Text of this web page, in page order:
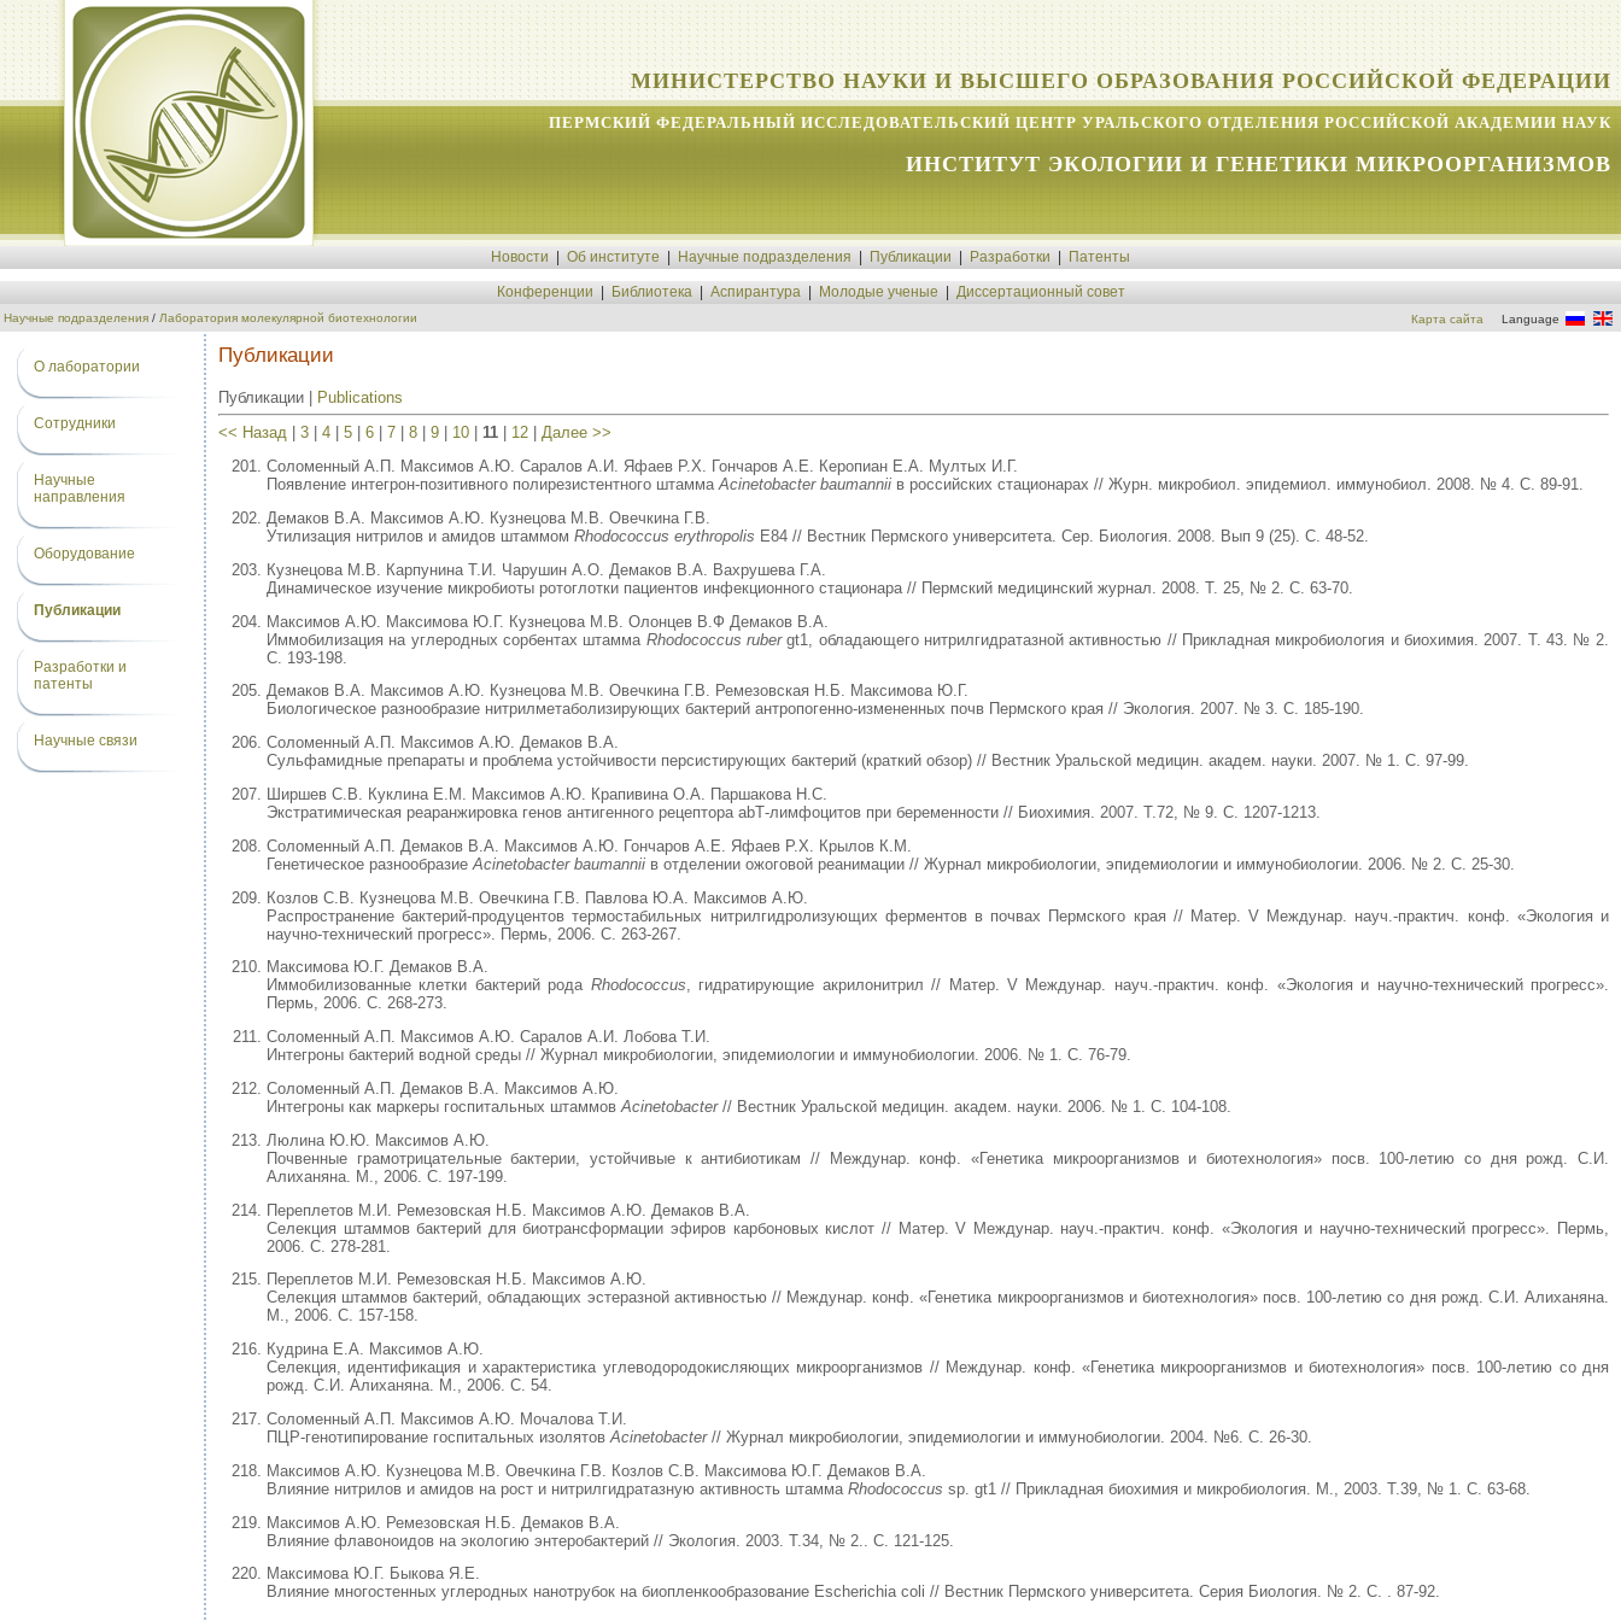
МИНИСТЕРСТВО НАУКИ И ВЫСШЕГО ОБРАЗОВАНИЯ РОССИЙСКОЙ ФЕДЕРАЦИИ
ПЕРМСКИЙ ФЕДЕРАЛЬНЫЙ ИССЛЕДОВАТЕЛЬСКИЙ ЦЕНТР УРАЛЬСКОГО ОТДЕЛЕНИЯ РОССИЙСКОЙ АКАДЕМИИ НАУК
ИНСТИТУТ ЭКОЛОГИИ И ГЕНЕТИКИ МИКРООРГАНИЗМОВ
Новости Об институте Научные подразделения Публикации Разработки Патенты
Конференции Библиотека Аспирантура Молодые ученые Диссертационный совет
Научные подразделения / Лаборатория молекулярной биотехнологии Карта сайта Language
О лаборатории
Сотрудники
Научные
направления
Оборудование
Публикации
Разработки и
патенты
Научные связи
Публикации
Публикации | Publications
<< Назад
3 4 5 6 7 8 9 10 11 12
Далее >>
Соломенный А.П. Максимов А.Ю. Саралов А.И. Яфаев Р.Х. Гончаров А.Е. Керопиан Е.А. Мултых И.Г.
Появление интегрон-позитивного полирезистентного штаммаAcinetobacter baumannii в российских стационарах // Журн. микробиол. эпидемиол. иммунобиол. 2008. № 4. С. 89-91.
Демаков В.А. Максимов А.Ю. Кузнецова М.В. Овечкина Г.В.
Утилизация нитрилов и амидов штаммом Rhodococcus erythropolis E84 // Вестник Пермского университета. Сер. Биология. 2008. Вып 9 (25). С. 48-52.
Кузнецова М.В. Карпунина Т.И. Чарушин А.О. Демаков В.А. Вахрушева Г.А.
Динамическое изучение микробиоты ротоглотки пациентов инфекционного стационара // Пермский медицинский журнал. 2008. Т. 25, № 2. С. 63-70.
Максимов А.Ю. Максимова Ю.Г. Кузнецова М.В. Олонцев В.Ф Демаков В.А.
Иммобилизация на углеродных сорбентах штамма Rhodococcus rubergt1, обладающего нитрилгидратазной активностью // Прикладная микробиология и биохимия. 2007. Т. 43. № 2.
С. 193-198.
Демаков В.А. Максимов А.Ю. Кузнецова М.В. Овечкина Г.В. Ремезовская Н.Б. Максимова Ю.Г.
Биологическое разнообразие нитрилметаболизирующих бактерий антропогенно-измененных почв Пермского края // Экология. 2007. № 3. С. 185-190.
Соломенный А.П. Максимов А.Ю. Демаков В.А.
Сульфамидные препараты и проблема устойчивости персистирующих бактерий (краткий обзор) // Вестник Уральской медицин. академ. науки. 2007. № 1. С. 97-99.
Ширшев С.В. Куклина Е.М. Максимов А.Ю. Крапивина О.А. Паршакова Н.С.
Экстратимическая реаранжировка генов антигенного рецептора abТ-лимфоцитов при беременности // Биохимия. 2007. Т.72, № 9. С. 1207-1213.
Соломенный А.П. Демаков В.А. Максимов А.Ю. Гончаров А.Е. Яфаев Р.Х. Крылов К.М.
Генетическое разнообразие Acinetobacter baumannii в отделении ожоговой реанимации // Журнал микробиологии, эпидемиологии и иммунобиологии. 2006. № 2. С. 25-30.
Козлов С.В. Кузнецова М.В. Овечкина Г.В. Павлова Ю.А. Максимов А.Ю.
Распространение бактерий-продуцентов термостабильных нитрилгидролизующих ферментов в почвах Пермского края // Матер. V Междунар. науч.-практич. конф. «Экология и
научно-технический прогресс». Пермь, 2006. С. 263-267.
Максимова Ю.Г. Демаков В.А.
Иммобилизованные клетки бактерий рода Rhodococcus, гидратирующие акрилонитрил // Матер. V Междунар. науч.-практич. конф. «Экология и научно-технический прогресс».
Пермь, 2006. С. 268-273.
Соломенный А.П. Максимов А.Ю. Саралов А.И. Лобова Т.И.
Интегроны бактерий водной среды // Журнал микробиологии, эпидемиологии и иммунобиологии. 2006. № 1. С. 76-79.
Соломенный А.П. Демаков В.А. Максимов А.Ю.
Интегроны как маркеры госпитальных штаммов Acinetobacter// Вестник Уральской медицин. академ. науки. 2006. № 1. С. 104-108.
Люлина Ю.Ю. Максимов А.Ю.
Почвенные грамотрицательные бактерии, устойчивые к антибиотикам // Междунар. конф. «Генетика микроорганизмов и биотехнология» посв. 100-летию со дня рожд. С.И.
Алиханяна. М., 2006. С. 197-199.
Переплетов М.И. Ремезовская Н.Б. Максимов А.Ю. Демаков В.А.
Селекция штаммов бактерий для биотрансформации эфиров карбоновых кислот // Матер. V Междунар. науч.-практич. конф. «Экология и научно-технический прогресс». Пермь,
2006. С. 278-281.
Переплетов М.И. Ремезовская Н.Б. Максимов А.Ю.
Селекция штаммов бактерий, обладающих эстеразной активностью // Междунар. конф. «Генетика микроорганизмов и биотехнология» посв. 100-летию со дня рожд. С.И. Алиханяна.
М., 2006. С. 157-158.
Кудрина Е.А. Максимов А.Ю.
Селекция, идентификация и характеристика углеводородокисляющих микроорганизмов // Междунар. конф. «Генетика микроорганизмов и биотехнология» посв. 100-летию со дня
рожд. С.И. Алиханяна. М., 2006. С. 54.
Соломенный А.П. Максимов А.Ю. Мочалова Т.И.
ПЦР-генотипирование госпитальных изолятов Acinetobacter// Журнал микробиологии, эпидемиологии и иммунобиологии. 2004. №6. С. 26-30.
Максимов А.Ю. Кузнецова М.В. Овечкина Г.В. Козлов С.В. Максимова Ю.Г. Демаков В.А.
Влияние нитрилов и амидов на рост и нитрилгидратазную активность штамма Rhodococcus sp. gt1 // Прикладная биохимия и микробиология. М., 2003. Т.39, № 1. С. 63-68.
Максимов А.Ю. Ремезовская Н.Б. Демаков В.А.
Влияние флавоноидов на экологию энтеробактерий // Экология. 2003. Т.34, № 2.. С. 121-125.
Максимова Ю.Г. Быкова Я.Е.
Влияние многостенных углеродных нанотрубок на биопленкообразование Escherichia coli // Вестник Пермского университета. Серия Биология. № 2. С. . 87-92.